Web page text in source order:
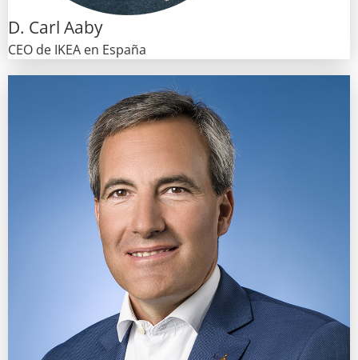
D. Carl Aaby
CEO de IKEA en España